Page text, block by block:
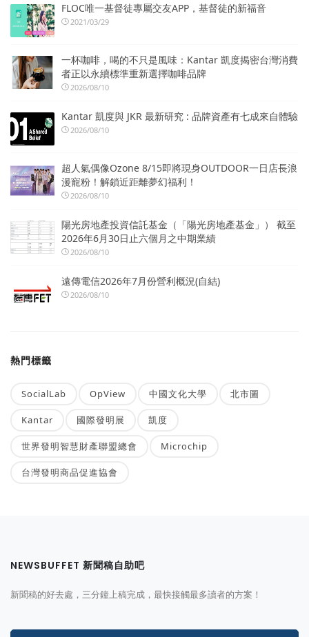
FLOC唯一基督徒專屬交友APP，基督徒的新福音
2021/03/29
一杯咖啡，喝的不只是風味：Kantar 凱度揭密台灣消費
者正以永續標準重新選擇咖啡品牌
2026/08/10
Kantar 凱度與 JKR 最新研究 : 品牌資產有七成來自體驗
2026/08/10
超人氣偶像Ozone 8/15即將現身OUTDOOR一日店長浪
漫寵粉！解鎖近距離夢幻福利！
2026/08/10
陽光房地產投資信託基金（「陽光房地產基金」） 截至
2026年6月30日止六個月之中期業績
2026/08/10
遠傳電信2026年7月份營利概況(自結)
2026/08/10
熱門標籤
SocialLab OpView 中國文化大學 北市圖
Kantar 國際發明展 凱度
世界發明智慧財產聯盟總會 Microchip
台灣發明商品促進協會
NEWSBUFFET 新聞稿自助吧
新聞稿的好去處，三分鐘上稿完成，最快接觸最多讀者的方案！